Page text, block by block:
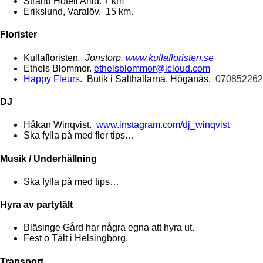
Erikslund, Varalöv. 15 km.
Florister
Kullafloristen. Jonstorp. www.kullafloristen.se
Ethels Blommor. ethelsblommor@icloud.com
Happy Fleurs. Butik i Salthallarna, Höganäs.
DJ
Håkan Winqvist. www.instagram.com/dj_winqvist
Ska fylla på med fler tips…
Musik / Underhållning
Ska fylla på med tips…
Hyra av partytält
Bläsinge Gård har några egna att hyra ut.
Fest o Tält i Helsingborg.